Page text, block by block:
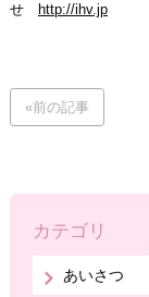
せ
http://ihv.jp
«前の記事
カテゴリ
あいさつ